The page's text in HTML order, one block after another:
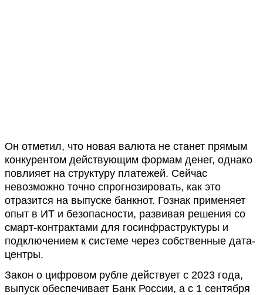
Он отметил, что новая валюта не станет прямым
конкурентом действующим формам денег, однако
повлияет на структуру платежей. Сейчас
невозможно точно спрогнозировать, как это
отразится на выпуске банкнот. Гознак применяет
опыт в ИТ и безопасности, развивая решения со
смарт-контрактами для госинфраструктуры и
подключением к системе через собственные дата-
центры.
Закон о цифровом рубле действует с 2023 года,
выпуск обеспечивает Банк России, а с 1 сентября